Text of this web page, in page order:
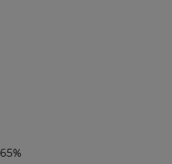
65%